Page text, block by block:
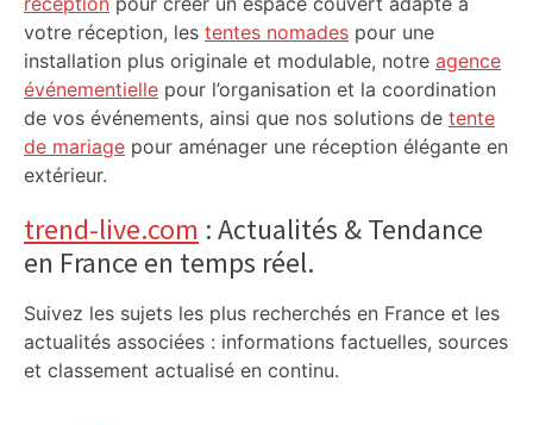
votre réception, les tentes nomades pour une
installation plus originale et modulable, notre agence
événementielle pour l’organisation et la coordination
de vos événements, ainsi que nos solutions de tente
de mariage pour aménager une réception élégante en
extérieur.
trend-live.com : Actualités & Tendance
en France en temps réel.
Suivez les sujets les plus recherchés en France et les
actualités associées : informations factuelles, sources
et classement actualisé en continu.